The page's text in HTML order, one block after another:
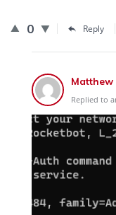
0 Reply
Matthew
Replied to